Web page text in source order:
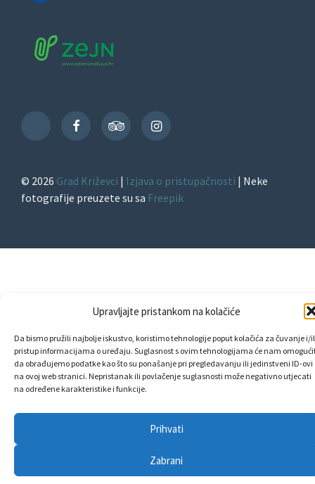
Upravljajte pristankom na kolačiće
Da bismo pružili najbolje iskustvo, koristimo tehnologije poput kolačića za čuvanje i/
pristup informacijama o uređaju. Suglasnost s ovim tehnologijama će nam
da obrađujemo podatke kao što su ponašanje pri pregledavanju ili jedinstveni ID-ovi
na ovoj web stranici. Nepristanak ili povlačenje suglasnosti može negativno utjecati
na određene karakteristike i funkcije.
Prihvati
Zabrani
TikTok
FacebookTripAdvisorInstagram
© 2026 Grad Križevci | Izjava o pristupačnosti | Neke
fotografije preuzete su sa Freepik